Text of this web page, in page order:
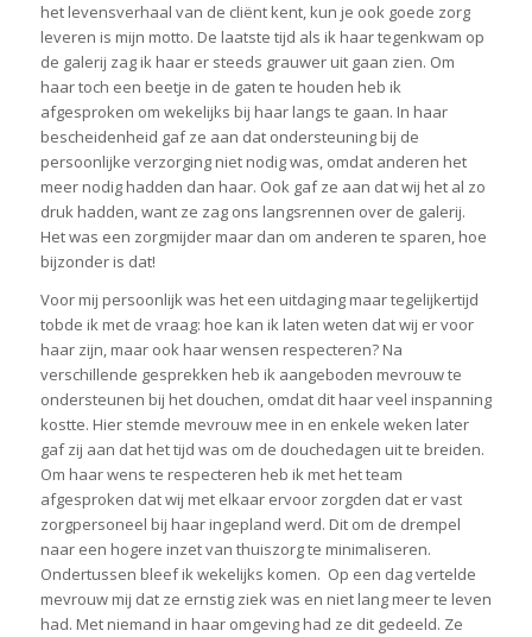
het levensverhaal van de cliënt kent, kun je ook goede zorg
leveren is mijn motto. De laatste tijd als ik haar tegenkwam op
de galerij zag ik haar er steeds grauwer uit gaan zien. Om
haar toch een beetje in de gaten te houden heb ik
afgesproken om wekelijks bij haar langs te gaan. In haar
bescheidenheid gaf ze aan dat ondersteuning bij de
persoonlijke verzorging niet nodig was, omdat anderen het
meer nodig hadden dan haar. Ook gaf ze aan dat wij het al zo
druk hadden, want ze zag ons langsrennen over de galerij.
Het was een zorgmijder maar dan om anderen te sparen, hoe
bijzonder is dat!
Voor mij persoonlijk was het een uitdaging maar tegelijkertijd
tobde ik met de vraag: hoe kan ik laten weten dat wij er voor
haar zijn, maar ook haar wensen respecteren? Na
verschillende gesprekken heb ik aangeboden mevrouw te
ondersteunen bij het douchen, omdat dit haar veel inspanning
kostte. Hier stemde mevrouw mee in en enkele weken later
gaf zij aan dat het tijd was om de douchedagen uit te breiden.
Om haar wens te respecteren heb ik met het team
afgesproken dat wij met elkaar ervoor zorgden dat er vast
zorgpersoneel bij haar ingepland werd. Dit om de drempel
naar een hogere inzet van thuiszorg te minimaliseren.
Ondertussen bleef ik wekelijks komen. Op een dag vertelde
mevrouw mij dat ze ernstig ziek was en niet lang meer te leven
had. Met niemand in haar omgeving had ze dit gedeeld. Ze